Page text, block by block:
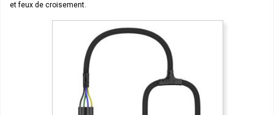
et feux de croisement.